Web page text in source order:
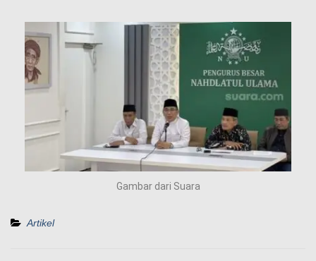
Gambar dari Suara
Artikel